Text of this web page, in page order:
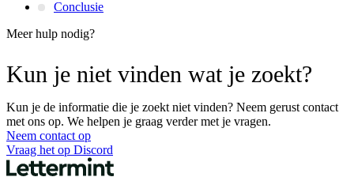
Conclusie
Meer hulp nodig?
Kun je niet vinden wat je zoekt?
Kun je de informatie die je zoekt niet vinden? Neem gerust contact
met ons op. We helpen je graag verder met je vragen.
Neem contact op
Vraag het op Discord